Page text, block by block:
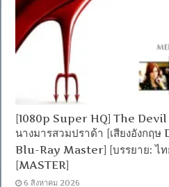
[1080p Super HQ] The
นางมารสวมปราด้า [เสียงอังกฤษ
Blu-Ray Master] [บรรยาย: ไ
[MASTER]
6 สิงหาคม 2026